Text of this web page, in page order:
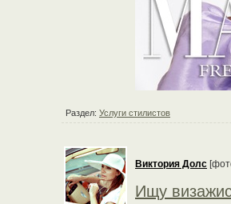
Раздел: Услуги стилистов
Виктория Долс
Ищу